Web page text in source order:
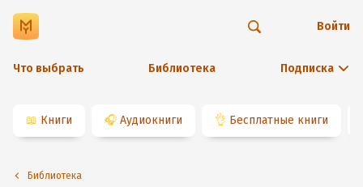
Что выбрать Библиотека Подписка
Войти
📖 Книги 🎧 Аудиокниги 👌 Бесплатные книги
Библиотека